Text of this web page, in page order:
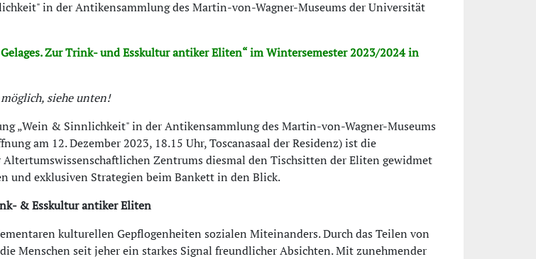
in der Antikensammlung des Martin-von-Wagner-Museums der Universität
Zur Trink- und Esskultur antiker Eliten“ im Wintersemester 2023/2024 in
siehe unten!
„Wein & Sinnlichkeit" in der Antikensammlung des Martin-von-Wagner-Museums
am 12. Dezember 2023, 18.15 Uhr, Toscanasaal der Residenz) ist die
Altertumswissenschaftlichen Zentrums diesmal den Tischsitten der Eliten gewidmet
und exklusiven Strategien beim Bankett in den Blick.
& Esskultur antiker Eliten
kulturellen Gepflogenheiten sozialen Miteinanders. Durch das Teilen von
Menschen seit jeher ein starkes Signal freundlicher Absichten. Mit zunehmender